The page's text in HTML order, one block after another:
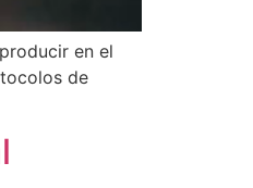
en el
de